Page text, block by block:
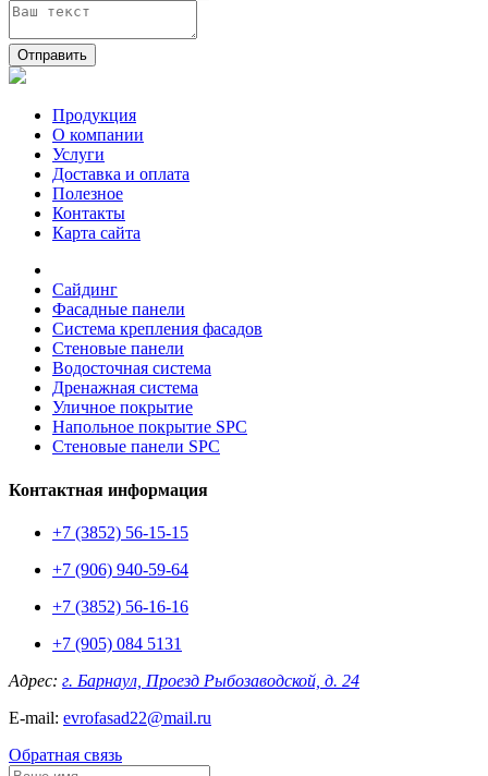
Отправить
Продукция
О компании
Услуги
Доставка и оплата
Полезное
Контакты
Карта сайта
Сайдинг
Фасадные панели
Система крепления фасадов
Стеновые панели
Водосточная система
Дренажная система
Уличное покрытие
Напольное покрытие SPC
Стеновые панели SPC
Контактная информация
+7 (3852) 56-15-15
+7 (906) 940-59-64
+7 (3852) 56-16-16
+7 (905) 084 5131
Адрес: г. Барнаул, Проезд Рыбозаводской, д. 24
E-mail: evrofasad22@mail.ru
Обратная связь